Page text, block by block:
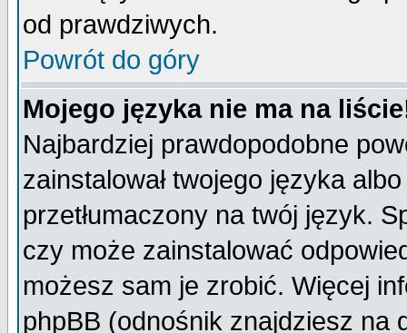
od prawdziwych.
Powrót do góry
Mojego języka nie ma na
Najbardziej prawdopodobne
zainstalował twojego języka
przetłumaczony na twój język.
czy może zainstalować
możesz sam je zrobić. Więcej
phpBB (odnośnik znajdziesz na